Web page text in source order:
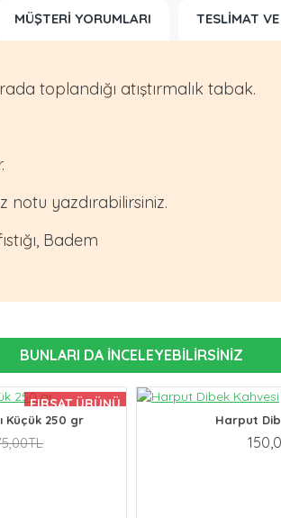
MÜŞTERI YORUMLARI TESLIMAT
toplandığı atıştırmalık tabak.
notu yazdırabilirsiniz.
Badem
BUNLARI DA İNCELEYEBILIRSINIZ
FIRSAT ÜRÜNÜ
Küçük 250 gr Harput